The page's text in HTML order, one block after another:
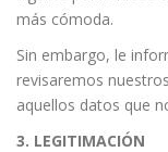
más cómoda.
Sin embargo, le
revisaremos
aquellos datos que
3. LEGITIMACIÓN